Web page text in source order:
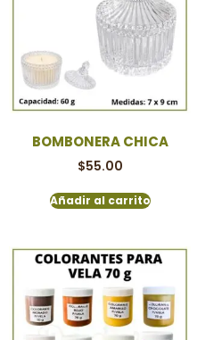
BOMBONERA CHICA
$55.00
Añadir al carrito